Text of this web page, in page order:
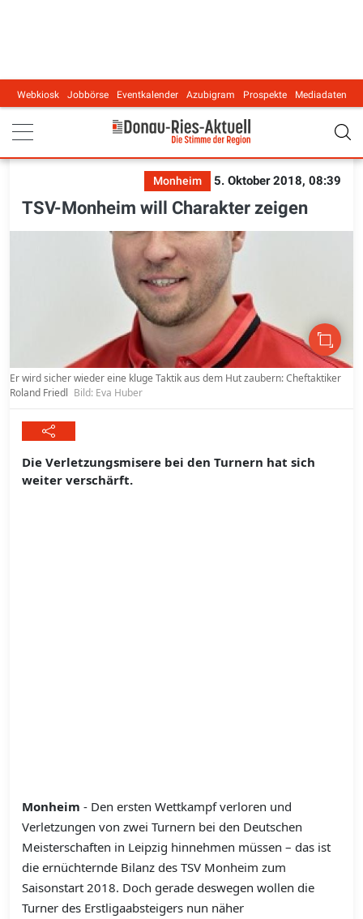
Main navigation
Webkiosk Jobbörse Eventkalender Azubigram Prospekte Mediadaten
Monheim 5. Oktober 2018, 08:39
TSV-Monheim will Charakter zeigen
Er wird sicher wieder eine kluge Taktik aus dem Hut zaubern: Cheftaktiker
Roland Friedl Bild: Eva Huber
Die Verletzungsmisere bei den Turnern hat sich
weiter verschärft.
Monheim - Den ersten Wettkampf verloren und
Verletzungen von zwei Turnern bei den Deutschen
Meisterschaften in Leipzig hinnehmen müssen – das ist
die ernüchternde Bilanz des TSV Monheim zum
Saisonstart 2018. Doch gerade deswegen wollen die
Turner des Erstligaabsteigers nun näher